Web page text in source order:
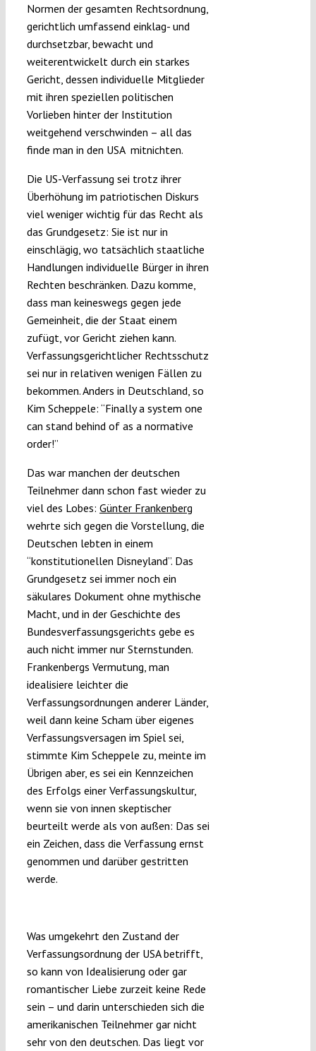
Normen der gesamten Rechtsordnung,
gerichtlich umfassend einklag- und
durchsetzbar, bewacht und
weiterentwickelt durch ein starkes
Gericht, dessen individuelle Mitglieder
mit ihren speziellen politischen
Vorlieben hinter der Institution
weitgehend verschwinden – all das
finde man in den USA mitnichten.
Die US-Verfassung sei trotz ihrer
Überhöhung im patriotischen Diskurs
viel weniger wichtig für das Recht als
das Grundgesetz: Sie ist nur in
einschlägig, wo tatsächlich staatliche
Handlungen individuelle Bürger in ihren
Rechten beschränken. Dazu komme,
dass man keineswegs gegen jede
Gemeinheit, die der Staat einem
zufügt, vor Gericht ziehen kann.
Verfassungsgerichtlicher Rechtsschutz
sei nur in relativen wenigen Fällen zu
bekommen. Anders in Deutschland, so
Kim Scheppele: “Finally a system one
can stand behind of as a normative
order!”
Das war manchen der deutschen
Teilnehmer dann schon fast wieder zu
viel des Lobes: Günter Frankenberg
wehrte sich gegen die Vorstellung, die
Deutschen lebten in einem
“konstitutionellen Disneyland”. Das
Grundgesetz sei immer noch ein
säkulares Dokument ohne mythische
Macht, und in der Geschichte des
Bundesverfassungsgerichts gebe es
auch nicht immer nur Sternstunden.
Frankenbergs Vermutung, man
idealisiere leichter die
Verfassungsordnungen anderer Länder,
weil dann keine Scham über eigenes
Verfassungsversagen im Spiel sei,
stimmte Kim Scheppele zu, meinte im
Übrigen aber, es sei ein Kennzeichen
des Erfolgs einer Verfassungskultur,
wenn sie von innen skeptischer
beurteilt werde als von außen: Das sei
ein Zeichen, dass die Verfassung ernst
genommen und darüber gestritten
werde.
Was umgekehrt den Zustand der
Verfassungsordnung der USA betrifft,
so kann von Idealisierung oder gar
romantischer Liebe zurzeit keine Rede
sein – und darin unterschieden sich die
amerikanischen Teilnehmer gar nicht
sehr von den deutschen. Das liegt vor